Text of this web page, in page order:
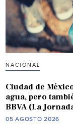
NACIONAL
Ciudad de
agua, pero
BBVA (La
05 AGOSTO 2026